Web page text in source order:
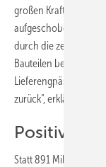
großen Kraftwerken
aufgeschoben.
durch die zeitweise
Bauteilen
Lieferengpässen der
zurück“, erklärt Reinert.
Positiver
Statt 891 Millionen